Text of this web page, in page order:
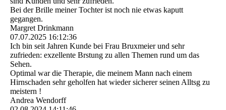
Bei der Brille meiner Tochter ist noch nie etwas kaputt
gegangen.
Margret Drinkmann
07.07.2025 16:12:36
Ich bin seit Jahren Kunde bei Frau Bruxmeier und sehr
zufrieden: exzellente Brstung zu allen Themen rund um das
Sehen.
Optimal war die Therapie, die meinem Mann nach einem
Hirnschaden sehr geholfen hat wieder sicherer seinen Alltsg zu
meistern !
Andrea Wendorff